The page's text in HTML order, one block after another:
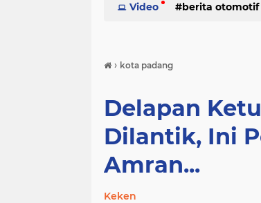
Cerpen
Video berita otomotif
› kota padang
Delapan
Dilantik, Ini
Amran...
Keken